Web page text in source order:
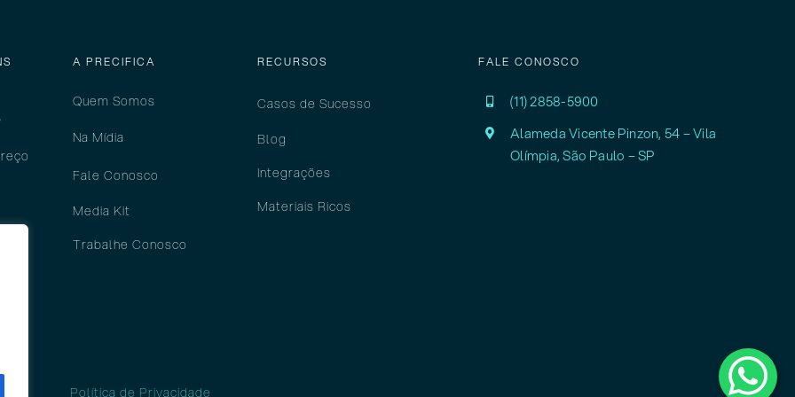
A PRECIFICA
Quem Somos
Na Mídia
Fale Conosco
Media Kit
Trabalhe Conosco
RECURSOS
Casos de Sucesso
Blog
Integrações
Materiais Ricos
FALE CONOSCO
(11) 2858-5900
Alameda Vicente Pinzon, 54 – Vila
Olímpia,São Paulo – SP
Política de Privacidade